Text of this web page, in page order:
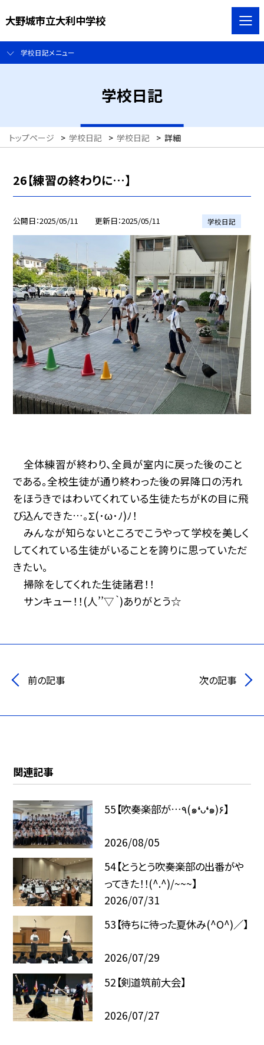
大野城市立大利中学校
学校日記メニュー
学校日記
トップページ > 学校日記 > 学校日記 > 詳細
26【練習の終わりに…】
公開日 2025/05/11 更新日 2025/05/11 学校日記
全体練習が終わり、全員が室内に戻った後のこと
である。全校生徒が通り終わった後の昇降口の汚れ
をほうきではわいてくれている生徒たちがKの目に飛
び込んできた…。Σ(･ω･ﾉ)ﾉ！
みんなが知らないところでこうやって学校を美しく
してくれている生徒がいることを誇りに思っていただ
きたい。
掃除をしてくれた生徒諸君！！
サンキュー！！(人’’▽｀)ありがとう☆
前の記事 次の記事
関連記事
55【吹奏楽部が…٩(๑❛ᴗ❛๑)۶】
2026/08/05
54【とうとう吹奏楽部の出番がや
ってきた！！(^.^)/~~~】
2026/07/31
53【待ちに待った夏休み(^O^)／】
2026/07/29
52【剣道筑前大会】
2026/07/27